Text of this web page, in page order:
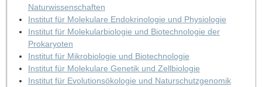
Naturwissenschaften
Institut für Molekulare Endokrinologie und Physiologie
Institut für Molekularbiologie und Biotechnologie der
Prokaryoten
Institut für Mikrobiologie und Biotechnologie
Institut für Molekulare Genetik und Zellbiologie
Institut für Evolutionsökologie und Naturschutzgenomik